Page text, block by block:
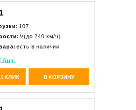
107
V(до 240 км/ч)
есть в наличии
шт.
КЛИК В КОРЗИНУ